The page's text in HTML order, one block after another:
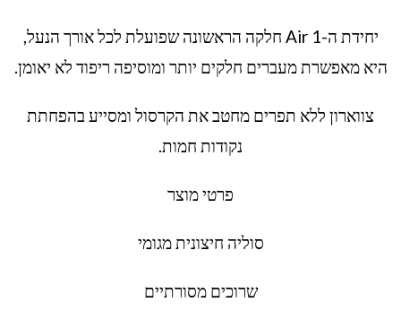
יחידת ה-Air 1 חלקה הראשונה שפועלת לכל אורך הנעל,
היא מאפשרת מעברים חלקים יותר ומוסיפה ריפוד לא יאומן.
צווארון ללא תפרים מחטב את הקרסול ומסייע בהפחתת
נקודות חמות.
פרטי מוצר
סוליה חיצונית מגומי
שרוכים מסורתיים